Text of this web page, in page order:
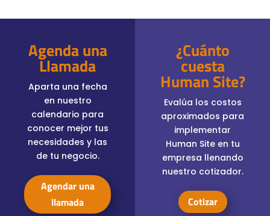
Agenda una
Llamada
Aparta una fecha
en nuestro
calendario para
conocer mejor tus
necesidades y las
de tu negocio.
Agendar una
llamada
¿Cuánto
cuesta
Human Site?
Evalúa los costos
aproximados para
implementar
Human Site en tu
empresa llenando
nuestro cotizador.
Cotizar